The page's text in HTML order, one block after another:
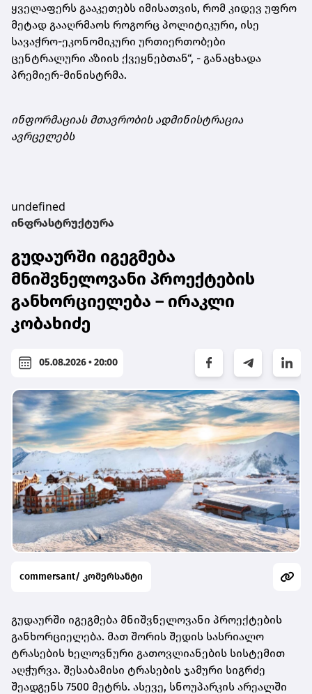
ყველაფერს გააკეთებს იმისათვის, რომ კიდევ უფრო
მეტად გააღრმაოს როგორც პოლიტიკური, ისე
სავაჭრო-ეკონომიკური ურთიერთობები
ცენტრალური აზიის ქვეყნებთან“, - განაცხადა
პრემიერ-მინისტრმა.
ინფორმაციას მთავრობის ადმინისტრაცია
ავრცელებს
undefined
ინფრასტრუქტურა
გუდაურში იგეგმება
მნიშვნელოვანი პროექტების
განხორციელება – ირაკლი
კობახიძე
05.08.2026 • 20:00
commersant/ კომერსანტი
გუდაურში იგეგმება მნიშვნელოვანი პროექტების
განხორციელება. მათ შორის შედის სასრიალო
ტრასების ხელოვნური გათოვლიანების სისტემით
აღჭურვა. შესაბამისი ტრასების ჯამური სიგრძე
შეადგენს 7500 მეტრს. ასევე, სნოუპარკის არეალში